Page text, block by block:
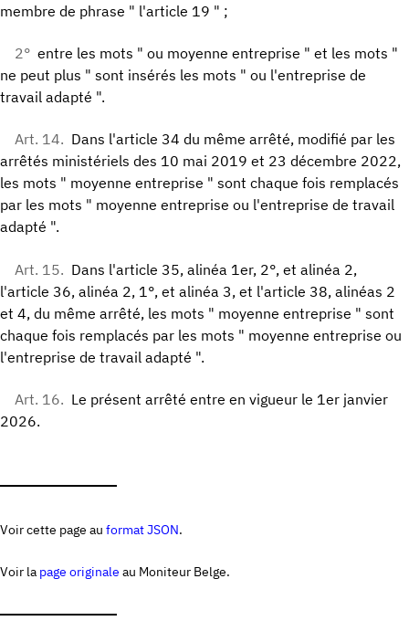
membre de phrase " l'article 19 " ;
2° entre les mots " ou moyenne entreprise " et les mots "
ne peut plus " sont insérés les mots " ou l'entreprise de
travail adapté ".
Art. 14. Dans l'article 34 du même arrêté, modifié par les
arrêtés ministériels des 10 mai 2019 et 23 décembre 2022,
les mots " moyenne entreprise " sont chaque fois remplacés
par les mots " moyenne entreprise ou l'entreprise de travail
adapté ".
Art. 15. Dans l'article 35, alinéa 1er, 2°, et alinéa 2,
l'article 36, alinéa 2, 1°, et alinéa 3, et l'article 38, alinéas 2
et 4, du même arrêté, les mots " moyenne entreprise " sont
chaque fois remplacés par les mots " moyenne entreprise ou
l'entreprise de travail adapté ".
Art. 16. Le présent arrêté entre en vigueur le 1er janvier
2026.
Voir cette page au format JSON.
Voir la page originale au Moniteur Belge.